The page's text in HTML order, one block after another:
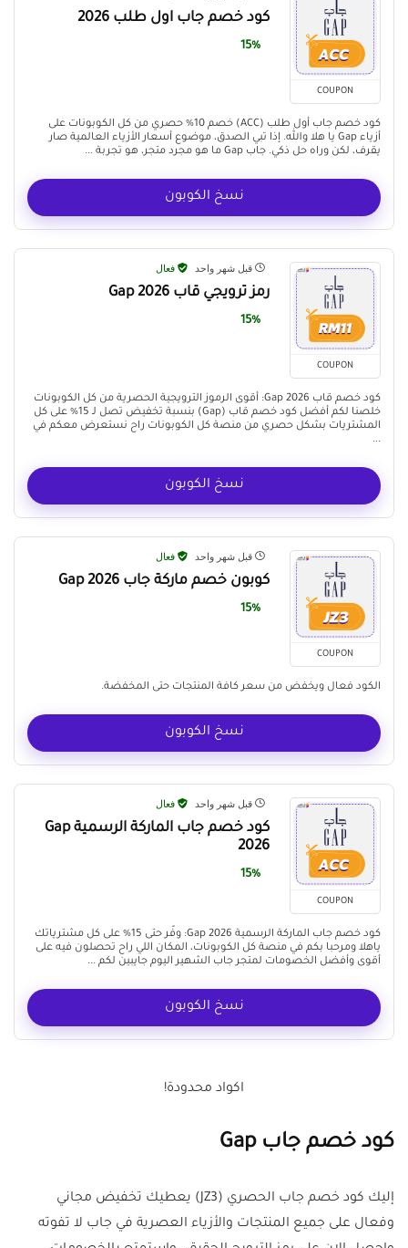
COUPON
كود خصم جاب اول طلب 2026
15%
كود خصم جاب أول طلب (ACC) خصم 10% حصري من كل الكوبونات على
أزياء Gap يا هلا والله. إذا تبي الصدق، موضوع أسعار الأزياء العالمية صار
يقرف، لكن وراه حل ذكي. جاب Gap ما هو مجرد متجر، هو تجربة ...
نسخ الكوبون
COUPON
قبل شهر واحد فعال
رمز ترويجي قاب Gap 2026
15%
كود خصم قاب Gap 2026: أقوى الرموز الترويجية الحصرية من كل الكوبونات
خلصنا لكم أفضل كود خصم قاب (Gap) بنسبة تخفيض تصل لـ 15% على كل
المشتريات بشكل حصري من منصة كل الكوبونات راح نستعرض معكم في
...
نسخ الكوبون
COUPON
قبل شهر واحد فعال
كوبون خصم ماركة جاب Gap 2026
15%
الكود فعال ويخفض من سعر كافة المنتجات حتى المخفضة.
نسخ الكوبون
COUPON
قبل شهر واحد فعال
كود خصم جاب الماركة الرسمية Gap
2026
15%
كود خصم جاب الماركة الرسمية Gap 2026: وفّر حتى 15% على كل مشترياتك
ياهلا ومرحبا بكم في منصة كل الكوبونات، المكان اللي راح تحصلون فيه على
أقوى وأفضل الخصومات لمتجر جاب الشهير اليوم جايبين لكم ...
نسخ الكوبون
اكواد محدودة!
كود خصم جاب Gap
إليك كود خصم جاب الحصري (JZ3) يعطيك تخفيض مجاني
وفعال على جميع المنتجات والأزياء العصرية في جاب لا تفوته